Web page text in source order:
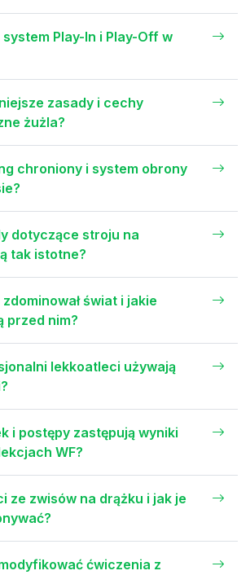
Play-In i Play-Off w
zasady i cechy
żużla?
chroniony i system obrony
dotyczące stroju na
tak istotne?
świat i jakie
przed nim?
lekkoatleci używają
i postępy zastępują wyniki
WF?
ze zwisów na drążku i jak je
ćwiczenia z